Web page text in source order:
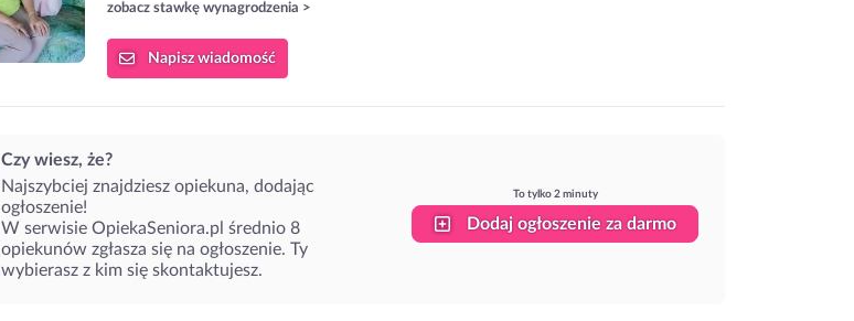
zobacz stawkę wynagrodzenia >
Napiszwiadomość
Czy wiesz, że?
Najszybciej znajdziesz opiekuna, dodając
ogłoszenie!
W serwisie OpiekaSeniora.pl średnio 8
opiekunów zgłasza się na ogłoszenie. Ty
wybierasz z kim się skontaktujesz.
To tylko 2 minuty
Dodaj ogłoszenie za darmo